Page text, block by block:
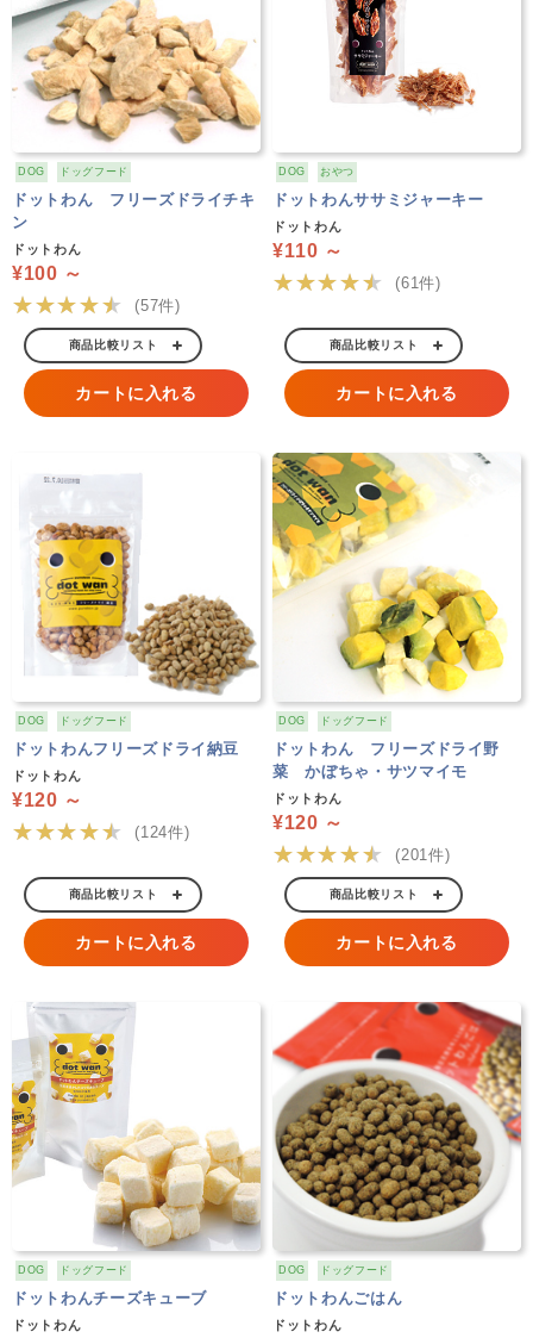
DOG ドッグフード
ドットわん フリーズドライチキ
ン
ドットわん
¥100 ～
★★★★★ (57件)
商品比較リスト
カートに入れる
DOG おやつ
ドットわんササミジャーキー
ドットわん
¥110 ～
★★★★★ (61件)
商品比較リスト
カートに入れる
DOG ドッグフード
ドットわんフリーズドライ納豆
ドットわん
¥120 ～
★★★★★ (124件)
商品比較リスト
カートに入れる
DOG ドッグフード
ドットわん フリーズドライ野
菜 かぼちゃ・サツマイモ
ドットわん
¥120 ～
★★★★★ (201件)
商品比較リスト
カートに入れる
DOG ドッグフード
ドットわんチーズキューブ
ドットわん
DOG ドッグフード
ドットわんごはん
ドットわん